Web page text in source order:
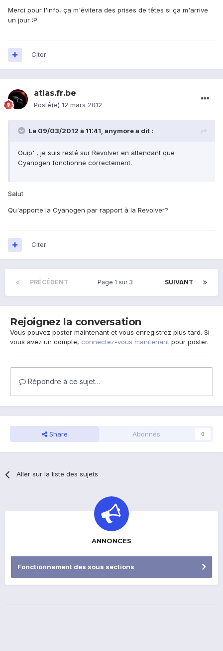
Merci pour l'info, ça m'évitera des prises de têtes si ça m'arrive
un jour :P
Citer
atlas.fr.be
Posté(e) 12 mars 2012
Le 09/03/2012 à 11:41, anymore a dit :
Ouip' , je suis resté sur Revolver en attendant que
Cyanogen fonctionne correctement.
Salut
Qu'apporte la Cyanogen par rapport à la Revolver?
Citer
PRÉCÉDENT SUIVANT
Page 1 sur 3
Rejoignez la conversation
Vous pouvez poster maintenant et vous enregistrez plus tard. Si
vous avez un compte, connectez-vous maintenant pour poster.
Répondre à ce sujet…
Share Abonnés 0
Aller sur la liste des sujets
ANNONCES
Fonctionnement des sous sections